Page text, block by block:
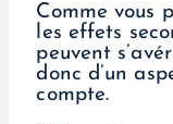
Comme vous
les effets
peuvent
donc d’un
compte.